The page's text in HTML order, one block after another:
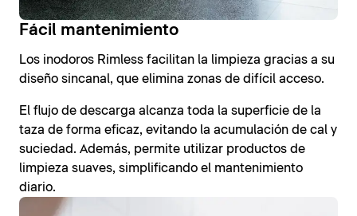
Fácil mantenimiento
Los inodoros Rimless facilitan la limpieza gracias a su
diseño sincanal, que elimina zonas de difícil acceso.
El flujo de descarga alcanza toda la superficie de la
taza de forma eficaz, evitando la acumulación de cal y
suciedad. Además, permite utilizar productos de
limpieza suaves, simplificando el mantenimiento
diario.